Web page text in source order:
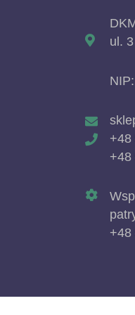
ul.
+48
+48
+48